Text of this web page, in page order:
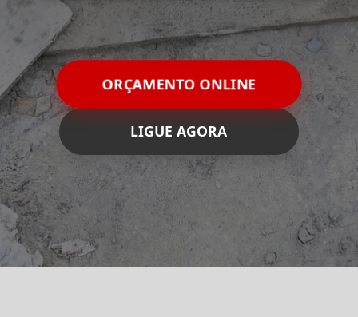
ORÇAMENTO ONLINE
LIGUE AGORA